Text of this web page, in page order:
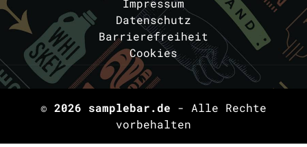
Impressum
Datenschutz
Barrierefreiheit
Cookies
© 2026 samplebar.de - Alle Rechte
vorbehalten